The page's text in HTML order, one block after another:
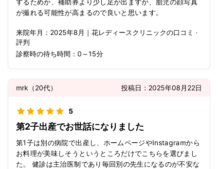
するためか、補助券より少し足が出ますが、胎児の顔写真
が撮れる可能性が高まるので良いと思います。
来院年月： 2025年8月 ｜ 花レディースクリニックの口コミ ·
評判
診察時の待ち時間： 0～15分
mrk （20代） 投稿日： 2025年08月22日
5
第2子出産でお世話になりました
第1子は別の病院で出産し、ホームページやInstagramから
お料理が美味しそうというところだけでこちらを選びまし
た。 健診は主治医制であり毎回別の先生になるのが不安な